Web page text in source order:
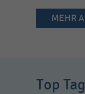
MEHR
Top